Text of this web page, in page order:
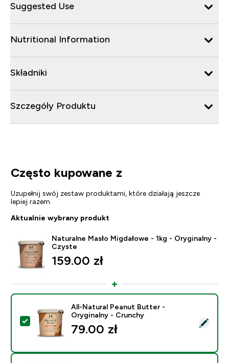
Suggested Use
Nutritional Information
Składniki
Szczegóły Produktu
Często kupowane z
Uzupełnij swój zestaw produktami, które działają jeszcze
lepiej razem
Aktualnie wybrany produkt
Naturalne Masło Migdałowe - 1kg - Oryginalny -
Czyste
159.00 zł‎
Wybierz ten produkt - All-Natural Peanut Butter -
All-Natural Peanut Butter -
Oryginalny - Crunchy
79.00 zł‎